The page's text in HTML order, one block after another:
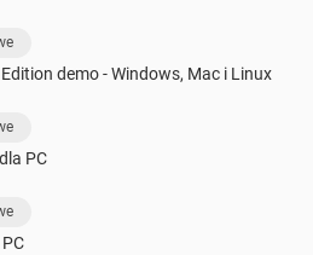
demo - Windows, Mac i Linux
PC